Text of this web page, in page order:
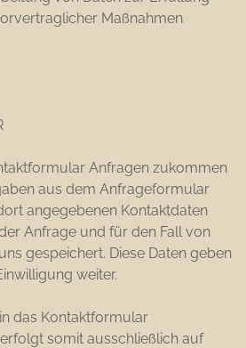
Maßnahmen
Anfragen zukommen
aus dem Anfrageformular
angegebenen Kontaktdaten
Anfrage und für den Fall von
gespeichert. Diese Daten geben
weiter.
das Kontaktformular
somit ausschließlich auf